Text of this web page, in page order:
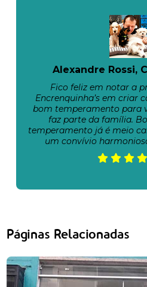
Alexandre Rossi,
Fico feliz em notar a
Encrenquinha’s em criar
bom temperamento para
faz parte da família.
temperamento já é meio
um convívio
Páginas Relacionadas